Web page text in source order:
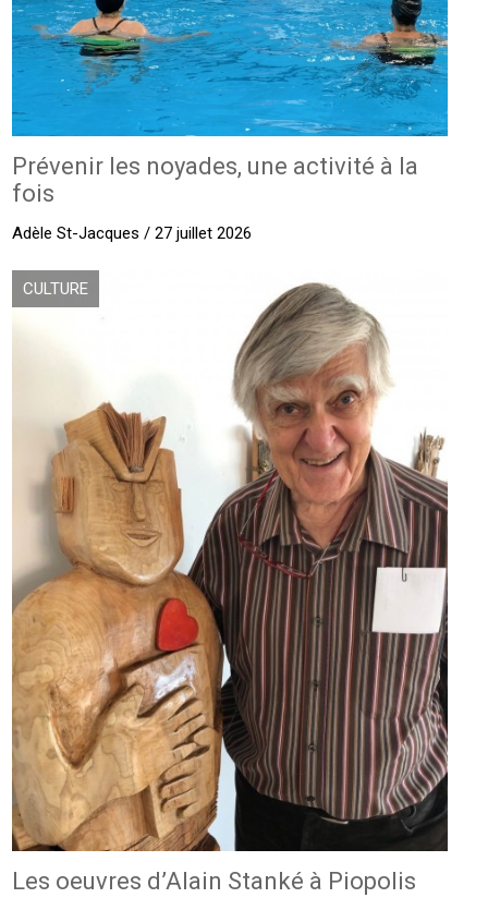
Prévenir les noyades, une activité à la
fois
Adèle St-Jacques / 27 juillet 2026
CULTURE
Les oeuvres d’Alain Stanké à Piopolis